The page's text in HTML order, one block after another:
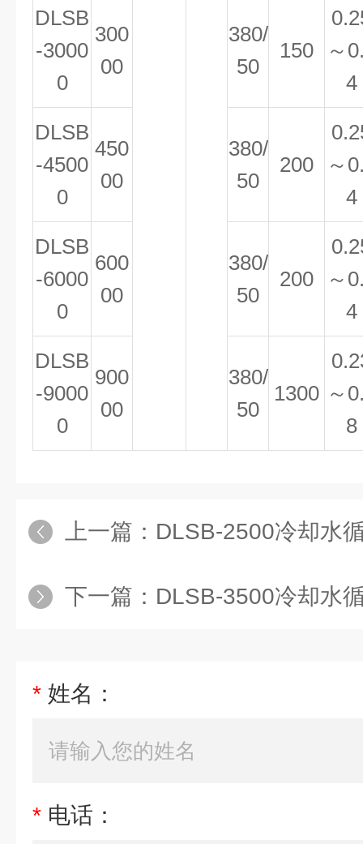
DLSB
-3000
0
300
00
380/
50
150
～
4
DLSB
-4500
0
450
00
380/
50
200
～
4
DLSB
-6000
0
600
00
380/
50
200
～
4
DLSB
-9000
0
900
00
380/
50
1300 ～
8
上一篇： DLSB-2500冷却水循
下一篇： DLSB-3500冷却水
* 姓名：
* 电话：